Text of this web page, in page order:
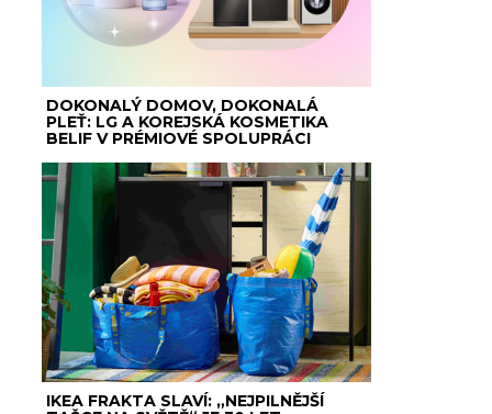
DOKONALÝ DOMOV, DOKONALÁ
PLEŤ: LG A KOREJSKÁ KOSMETIKA
BELIF V PRÉMIOVÉ SPOLUPRÁCI
IKEA FRAKTA SLAVÍ: „NEJPILNĚJŠÍ